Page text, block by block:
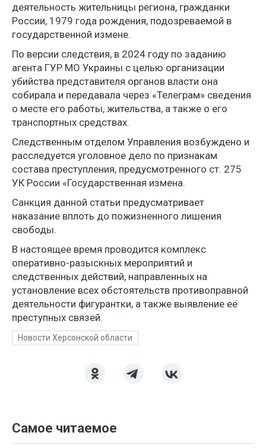
деятельность жительницы региона, гражданки
России, 1979 года рождения, подозреваемой в
государственной измене.
По версии следствия, в 2024 году по заданию
агента ГУР МО Украины с целью организации
убийства представителя органов власти она
собирала и передавала через «Телеграм» сведения
о месте его работы, жительства, а также о его
транспортных средствах.
Следственным отделом Управления возбуждено и
расследуется уголовное дело по признакам
состава преступления, предусмотренного ст. 275
УК России «Государственная измена.
Санкция данной статьи предусматривает
наказание вплоть до пожизненного лишения
свободы.
В настоящее время проводится комплекс
оперативно-разыскных мероприятий и
следственных действий, направленных на
установление всех обстоятельств противоправной
деятельности фигурантки, а также выявление её
преступных связей.
Новости Херсонской области
Самое читаемое